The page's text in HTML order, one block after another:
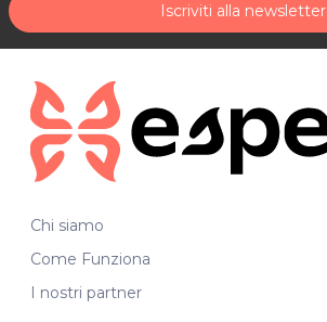
Iscriviti alla newsletter
Chi siamo
Come Funziona
I nostri partner